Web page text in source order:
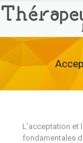
L’acceptation et
fondamentales